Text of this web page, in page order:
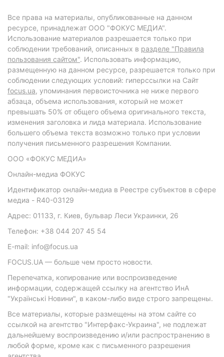
Все права на материалы, опубликованные на данном
ресурсе, принадлежат ООО "ФОКУС МЕДИА".
Использование материалов разрешается только при
соблюдении требований, описанных в разделе "Правила
пользования сайтом". Использовать информацию,
размещенную на данном ресурсе, разрешается только при
соблюдении следующих условий: гиперссылки на Сайт
focus.ua, упоминания первоисточника не ниже первого
абзаца, объема использования, который не может
превышать 50% от общего объема оригинального текста,
изменения заголовка и лида материала. Использование
большего объема текста возможно только при условии
получения письменного разрешения Компании.
ООО «ФОКУС МЕДИА»
Онлайн-медиа ФОКУС
Идентификатор онлайн-медиа в Реестре субъектов в сфере
медиа - R40-03129
Адрес: 01133, г. Киев, бульвар Леси Украинки, 26
Телефон: +38 044 207 45 54
E-mail: info@focus.ua
FOCUS.UA — больше чем просто новости.
Перепечатка, копирование или воспроизведение
информации, содержащей ссылку на агентство ИнА
"Українські Новини", в каком-либо виде строго запрещены.
Все материалы, которые размещены на этом сайте со
ссылкой на агентство "Интерфакс-Украина", не подлежат
дальнейшему воспроизведению и/или распространению в
любой форме, кроме как с письменного разрешения